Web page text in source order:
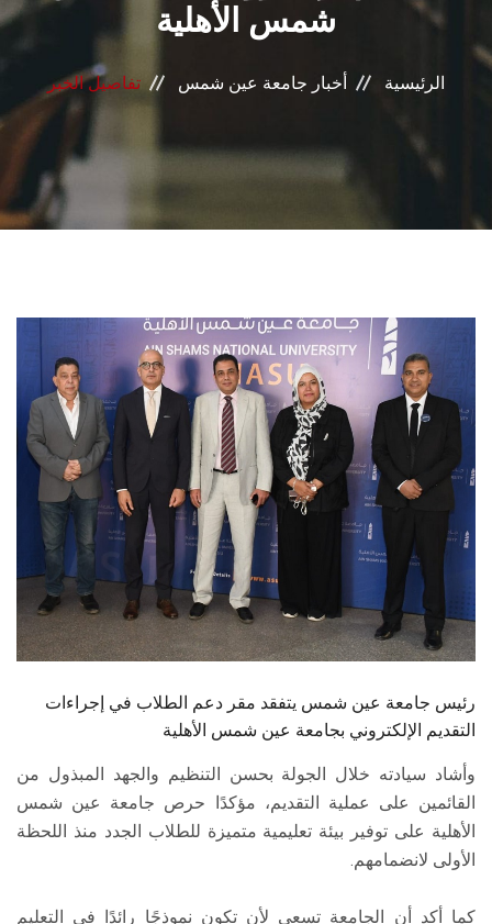
الرعاية الصحية
المراكز والوحدات
الأنظمة الذكية
الإعلام
الطلاب
هيئة التدريس
الدراسات العليا
الخريجين
الموظفون
الزائـرون
شمس الأهلية
الرئيسية أخبار جامعة عين شمس تفاصيل الخبر
رئيس جامعة عين شمس يتفقد مقر دعم الطلاب في إجراءات
التقديم الإلكتروني بجامعة عين شمس الأهلية
وأشاد سيادته خلال الجولة بحسن التنظيم والجهد المبذول من
القائمين على عملية التقديم، مؤكدًا حرص جامعة عين شمس
الأهلية على توفير بيئة تعليمية متميزة للطلاب الجدد منذ اللحظة
الأولى لانضمامهم.
كما أكد أن الجامعة تسعى لأن تكون نموذجًا رائدًا في التعليم